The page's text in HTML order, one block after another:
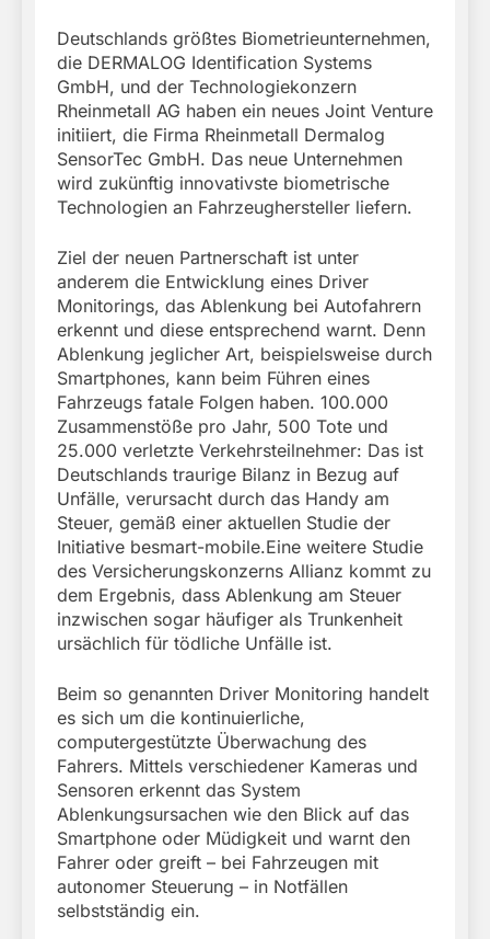
Deutschlands größtes Biometrieunternehmen,
die DERMALOG Identification Systems
GmbH, und der Technologiekonzern
Rheinmetall AG haben ein neues Joint Venture
initiiert, die Firma Rheinmetall Dermalog
SensorTec GmbH. Das neue Unternehmen
wird zukünftig innovativste biometrische
Technologien an Fahrzeughersteller liefern.
Ziel der neuen Partnerschaft ist unter
anderem die Entwicklung eines Driver
Monitorings, das Ablenkung bei Autofahrern
erkennt und diese entsprechend warnt. Denn
Ablenkung jeglicher Art, beispielsweise durch
Smartphones, kann beim Führen eines
Fahrzeugs fatale Folgen haben. 100.000
Zusammenstöße pro Jahr, 500 Tote und
25.000 verletzte Verkehrsteilnehmer: Das ist
Deutschlands traurige Bilanz in Bezug auf
Unfälle, verursacht durch das Handy am
Steuer, gemäß einer aktuellen Studie der
Initiative besmart-mobile.Eine weitere Studie
des Versicherungskonzerns Allianz kommt zu
dem Ergebnis, dass Ablenkung am Steuer
inzwischen sogar häufiger als Trunkenheit
ursächlich für tödliche Unfälle ist.
Beim so genannten Driver Monitoring handelt
es sich um die kontinuierliche,
computergestützte Überwachung des
Fahrers. Mittels verschiedener Kameras und
Sensoren erkennt das System
Ablenkungsursachen wie den Blick auf das
Smartphone oder Müdigkeit und warnt den
Fahrer oder greift – bei Fahrzeugen mit
autonomer Steuerung – in Notfällen
selbstständig ein.